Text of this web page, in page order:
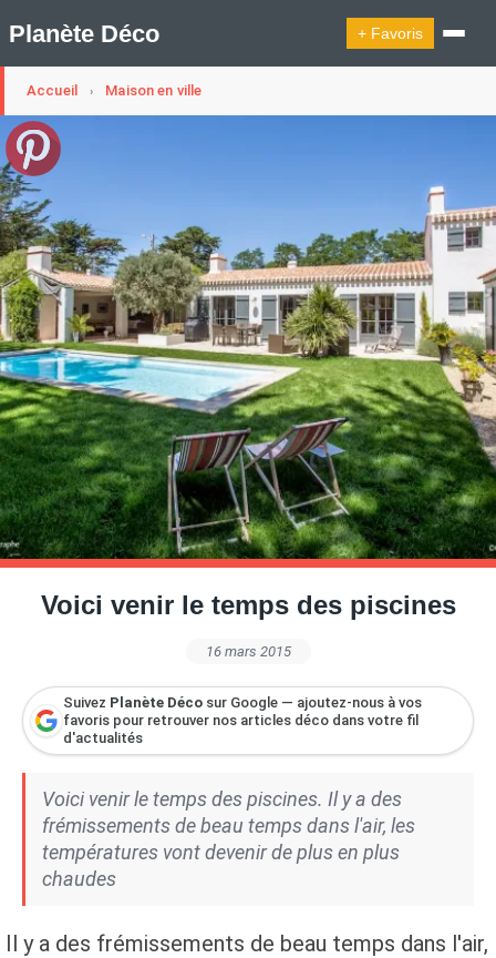
Planète Déco + Favoris
🛍︎ Shop Planète Déco
Appartement Design
Design Suédois En Quelques Photos
Idées Déco En 10 Photos
La Semaine Décoration Et Design
Maison En Ville
Méli-Mélo Suédois
Publi Reportage
Tendance
Interieurs Scandinaves
La Décoration Selon Votre Signe Astrologique
Les Trouvailles Déco Du Jour
Loft
Maison Appartement Écologique
Maison Container/container House
Maison D'hôtes
Maison Et Appartement Vintage
On Décode La Déco
Petite Surface
Piscine Question De Style
Renovation
Revue De Week End
Tiny House
Accueil › Maison en ville
Voici venir le temps des piscines
16 mars 2015
Suivez Planète Déco sur Google — ajoutez-nous à vos
favoris pour retrouver nos articles déco dans votre fil
d'actualités
Voici venir le temps des piscines. Il y a des
frémissements de beau temps dans l'air, les
températures vont devenir de plus en plus
chaudes
Il y a des frémissements de beau temps dans l'air,